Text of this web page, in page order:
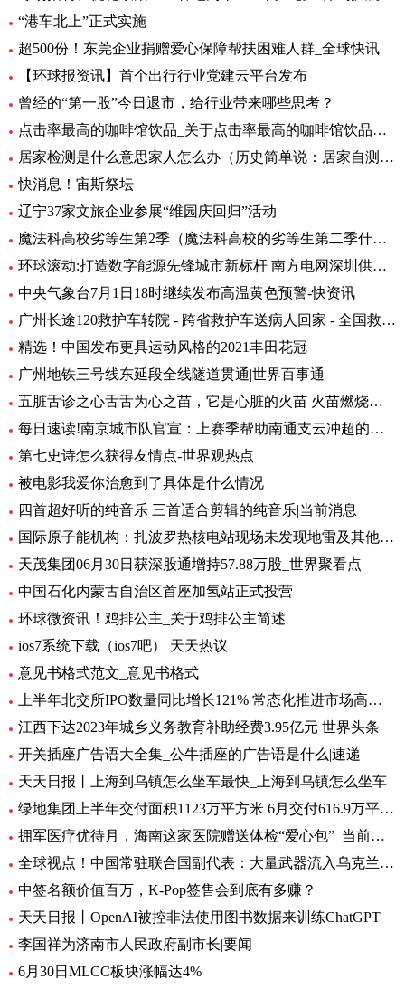
“港车北上”正式实施
超500份！东莞企业捐赠爱心保障帮扶困难人群_全球快讯
【环球报资讯】首个出行行业党建云平台发布
曾经的“第一股”今日退市，给行业带来哪些思考？
点击率最高的咖啡馆饮品_关于点击率最高的咖啡馆饮品介绍
居家检测是什么意思家人怎么办（历史简单说：居家自测阳性怎么办专家解答） 全球快资讯
快消息！宙斯祭坛
辽宁37家文旅企业参展“维园庆回归”活动
魔法科高校劣等生第2季（魔法科高校的劣等生第二季什么时候出）_环球热头条
环球滚动:打造数字能源先锋城市新标杆 南方电网深圳供电局主题展厅亮相数能展
中央气象台7月1日18时继续发布高温黄色预警-快资讯
广州长途120救护车转院 - 跨省救护车送病人回家 - 全国救护团队_快资讯
精选！中国发布更具运动风格的2021丰田花冠
广州地铁三号线东延段全线隧道贯通|世界百事通
五脏舌诊之心舌舌为心之苗，它是心脏的火苗 火苗燃烧的时候，你会发
每日速读!南京城市队官宣：上赛季帮助南通支云冲超的特拉奥雷加盟
第七史诗怎么获得友情点-世界观热点
被电影我爱你治愈到了具体是什么情况
四首超好听的纯音乐 三首适合剪辑的纯音乐|当前消息
国际原子能机构：扎波罗热核电站现场未发现地雷及其他爆炸物
天茂集团06月30日获深股通增持57.88万股_世界聚看点
中国石化内蒙古自治区首座加氢站正式投营
环球微资讯！鸡排公主_关于鸡排公主简述
ios7系统下载（ios7吧） 天天热议
意见书格式范文_意见书格式
上半年北交所IPO数量同比增长121% 常态化推进市场高质量扩容 要闻
江西下达2023年城乡义务教育补助经费3.95亿元 世界头条
开关插座广告语大全集_公牛插座的广告语是什么|速递
天天日报丨上海到乌镇怎么坐车最快_上海到乌镇怎么坐车
绿地集团上半年交付面积1123万平方米 6月交付616.9万平方米-环球观热点
拥军医疗优待月，海南这家医院赠送体检“爱心包”_当前头条
全球视点！中国常驻联合国副代表：大量武器流入乌克兰 外溢影响和扩散风险与日俱增
中签名额价值百万，K-Pop签售会到底有多赚？
天天日报丨OpenAI被控非法使用图书数据来训练ChatGPT
李国祥为济南市人民政府副市长|要闻
6月30日MLCC板块涨幅达4%